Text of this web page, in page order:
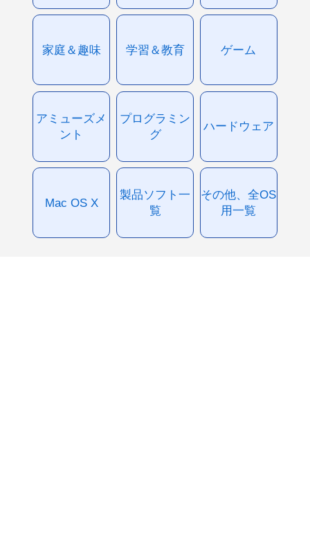
家庭＆趣味 学習＆教育 ゲーム
アミューズメ
ント
プログラミン
グ
ハードウェア
Mac OS X
製品ソフト一
覧
その他、全OS
用一覧